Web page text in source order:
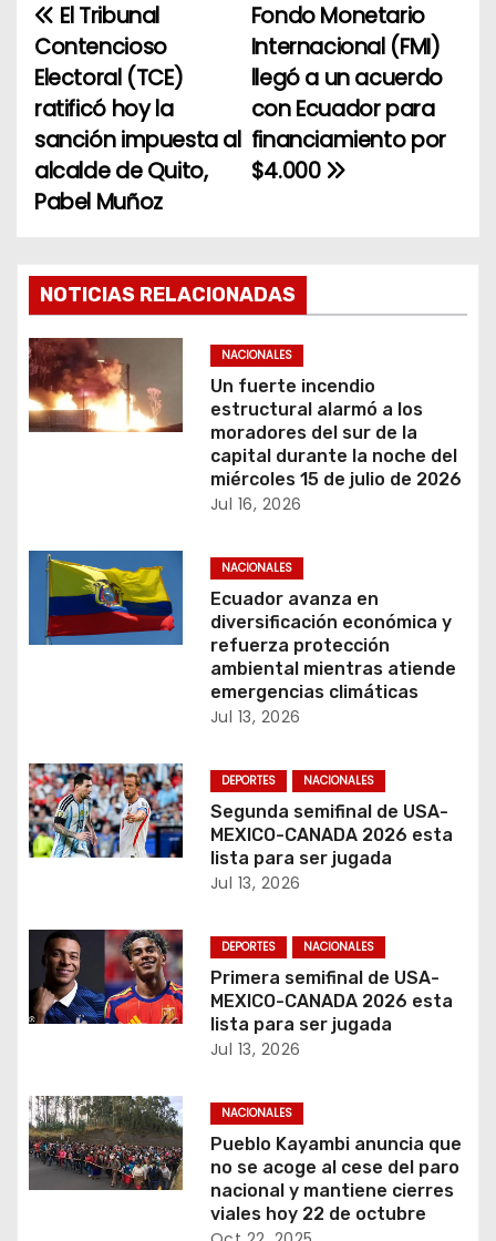
N
a
v
e
g
c
i
ó
n
e
n
a
d
a
Fondo Monetario
Internacional (FMI)
llegó a un acuerdo
con Ecuador para
financiamiento por
$4.000
El Tribunal
Contencioso
Electoral (TCE)
ratificó hoy la
sanción impuesta al
alcalde de Quito,
Pabel Muñoz
NOTICIAS RELACIONADAS
NACIONALES
Un fuerte incendio
estructural alarmó a los
moradores del sur de la
capital durante la noche del
miércoles 15 de julio de 2026
Jul 16, 2026
NACIONALES
Ecuador avanza en
diversificación económica y
refuerza protección
ambiental mientras atiende
emergencias climáticas
Jul 13, 2026
DEPORTES NACIONALES
Segunda semifinal de USA-
MEXICO-CANADA 2026 esta
lista para ser jugada
Jul 13, 2026
DEPORTES NACIONALES
Primera semifinal de USA-
MEXICO-CANADA 2026 esta
lista para ser jugada
Jul 13, 2026
NACIONALES
Pueblo Kayambi anuncia que
no se acoge al cese del paro
nacional y mantiene cierres
viales hoy 22 de octubre